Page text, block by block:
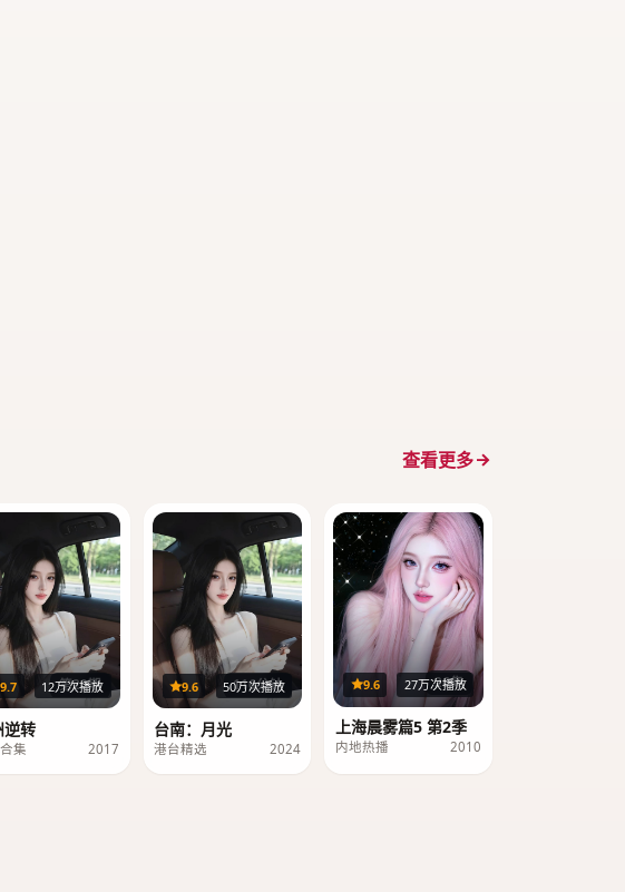
查看更多
第20期
9.7 12万次播放
逆转
集 2017
116分钟
9.6 50万次播放
台南：月光
港台精选 2024
26集
9.6 27万次播放
上海晨雾篇5 第2季
内地热播 2010